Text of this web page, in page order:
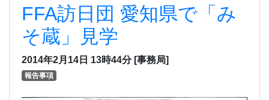
FFA訪日団 愛知県で「み
そ蔵」見学
2014年2月14日 13時44分 [事務局]
報告事項